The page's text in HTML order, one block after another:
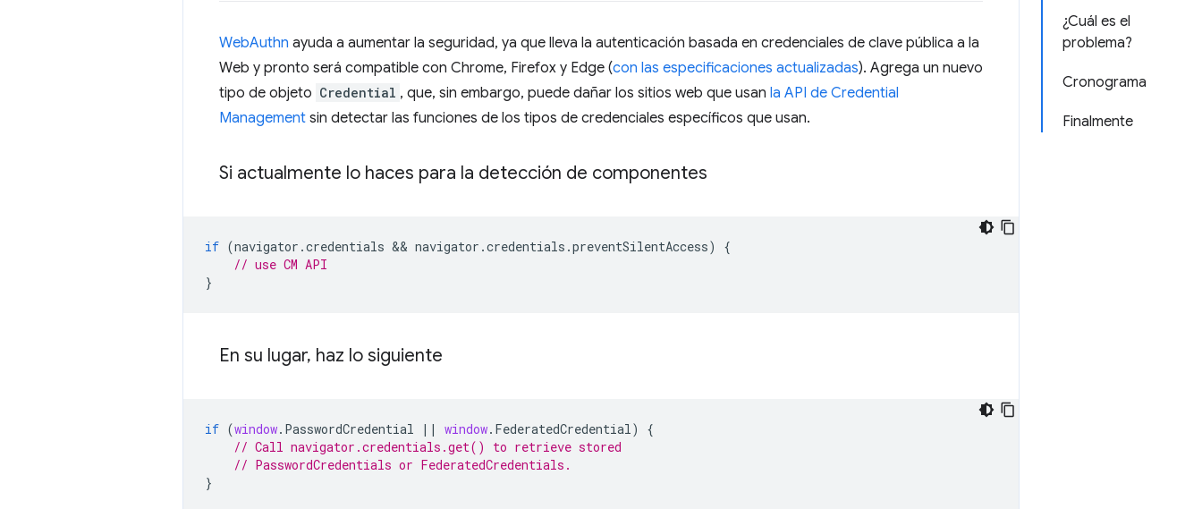
¿Cuál es el
problema?
Cronograma
Finalmente
WebAuthn ayuda a aumentar la seguridad, ya que lleva la autenticación basada en credenciales de clave pública a la
Web y pronto será compatible con Chrome, Firefox y Edge (con las especificaciones actualizadas). Agrega un nuevo
tipo de objeto Credential , que, sin embargo, puede dañar los sitios web que usan la API de Credential
Management sin detectar las funciones de los tipos de credenciales específicos que usan.
Si actualmente lo haces para la detección de componentes
if (navigator .credentials && navigator .credentials .preventSilentAccess)
{
// use CM API
}
En su lugar, haz lo siguiente
if (window. PasswordCredential || window. FederatedCredential)
{
// Call navigator.credentials.get() to retrieve stored
// PasswordCredentials or FederatedCredentials.
}